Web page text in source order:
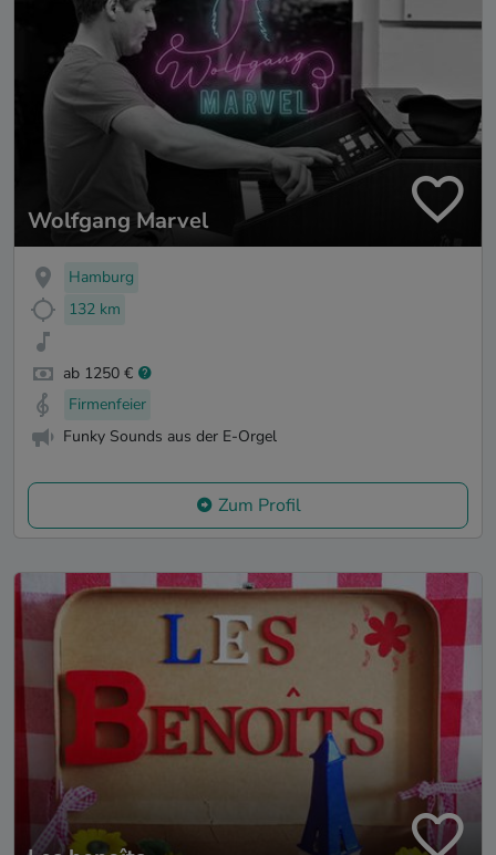
Wolfgang Marvel
Hamburg
132 km
ab 1250 €
Firmenfeier
Funky Sounds aus der E-Orgel
Zum Profil